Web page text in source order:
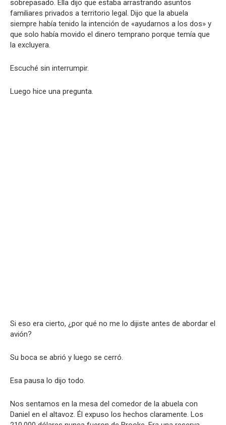
sobrepasado. Ella dijo que estaba arrastrando asuntos
familiares privados a territorio legal. Dijo que la abuela
siempre había tenido la intención de «ayudarnos a los dos» y
que solo había movido el dinero temprano porque temía que
la excluyera.
Escuché sin interrumpir.
Luego hice una pregunta.
Si eso era cierto, ¿por qué no me lo dijiste antes de abordar el
avión?
Su boca se abrió y luego se cerró.
Esa pausa lo dijo todo.
Nos sentamos en la mesa del comedor de la abuela con
Daniel en el altavoz. Él expuso los hechos claramente. Los